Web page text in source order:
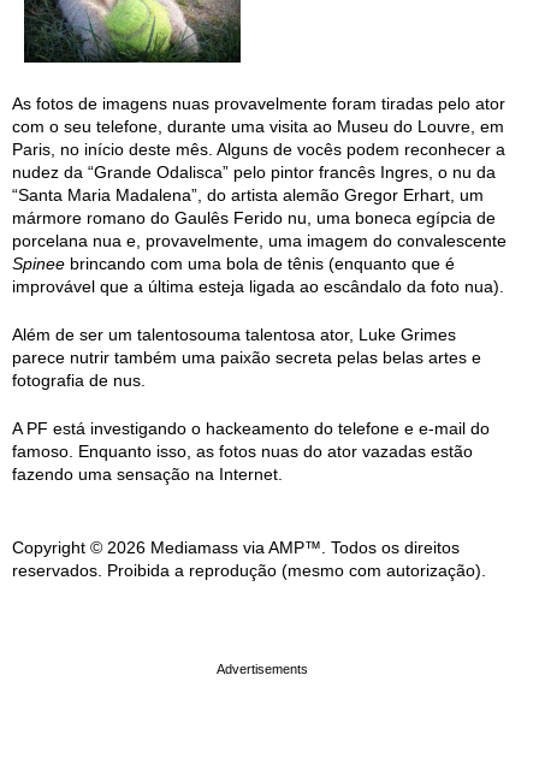
As fotos de imagens nuas provavelmente foram tiradas pelo ator
com o seu telefone, durante uma visita ao Museu do Louvre, em
Paris, no início deste mês. Alguns de vocês podem reconhecer a
nudez da “Grande Odalisca” pelo pintor francês Ingres, o nu da
“Santa Maria Madalena”, do artista alemão Gregor Erhart, um
mármore romano do Gaulês Ferido nu, uma boneca egípcia de
porcelana nua e, provavelmente, uma imagem do convalescente
Spinee brincando com uma bola de tênis (enquanto que é
improvável que a última esteja ligada ao escândalo da foto nua).
Além de ser um talentosouma talentosa ator, Luke Grimes
parece nutrir também uma paixão secreta pelas belas artes e
fotografia de nus.
A PF está investigando o hackeamento do telefone e e-mail do
famoso. Enquanto isso, as fotos nuas do ator vazadas estão
fazendo uma sensação na Internet.
Copyright © 2026 Mediamass via AMP™. Todos os direitos
reservados. Proibida a reprodução (mesmo com autorização).